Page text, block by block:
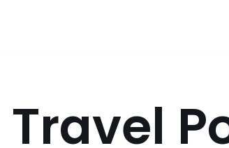
Travel